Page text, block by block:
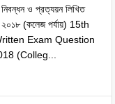
ও প্রত্যয়ন লিখিত
২০১৮ (কলেজ পর্যায়) 15th
Exam Question
(Colleg...